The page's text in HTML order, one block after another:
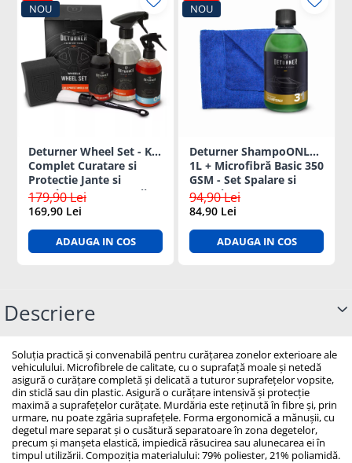
NOU
Deturner Wheel Set - Kit
Complet Curatare si
Protectie Jante si
Anvelope cu Accesorii,
ideal Cadou
179,90 Lei
169,90 Lei
ADAUGA IN COS
NOU
Deturner ShampoONLY
1L + Microfibră Basic 350
GSM - Set Spalare si
Intretinere auto
94,90 Lei
84,90 Lei
ADAUGA IN COS
Descriere
Soluția practică și convenabilă pentru curățarea zonelor exterioare ale
vehiculului. Microfibrele de calitate, cu o suprafață moale și netedă
asigură o curățare completă și delicată a tuturor suprafețelor vopsite,
din sticlă sau din plastic. Asigură o curățare intensivă și protecție
maximă a suprafețelor curățate. Murdăria este reținută în fibre și, prin
urmare, nu poate zgâria suprafețele. Forma ergonomică a mănușii, cu
degetul mare separat și o cusătură separatoare în zona degetelor,
precum și manșeta elastică, impiedică răsucirea sau alunecarea ei în
timpul utilizării. Compoziția materialului: 79% poliester, 21% poliamidă.